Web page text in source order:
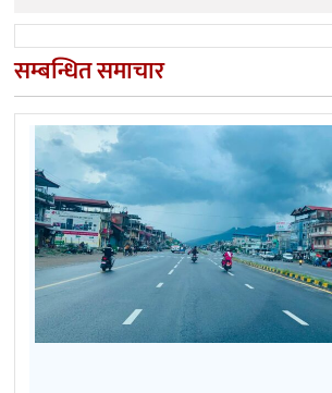
सम्बन्धित समाचार